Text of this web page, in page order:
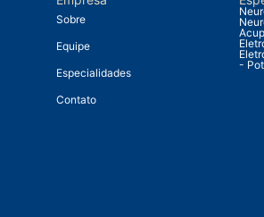
Sobre
Equipe
Especialidades
Contato
-